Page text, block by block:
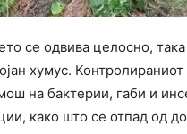
се одвива целосно,
хумус.
на бактерии, габи и
како што се отпад од